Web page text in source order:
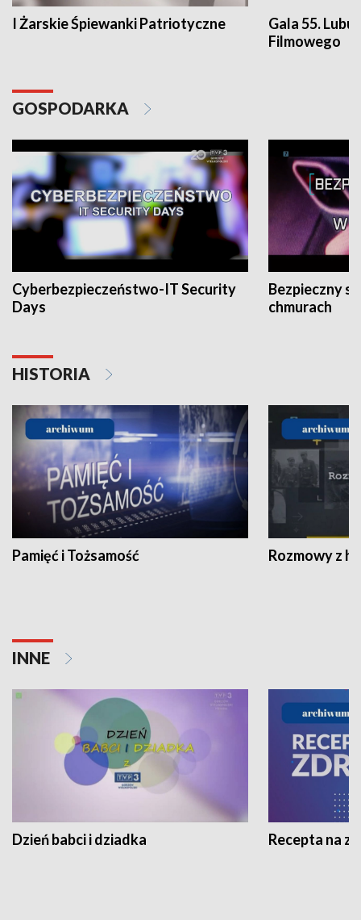
I Żarskie Śpiewanki Patriotyczne
Gala 55.
Filmowego
GOSPODARKA
Cyberbezpieczeństwo-IT Security
Days
Bezpieczny
chmurach
HISTORIA
Pamięć i Tożsamość Rozmowy z
INNE
Dzień babci i dziadka Recepta na